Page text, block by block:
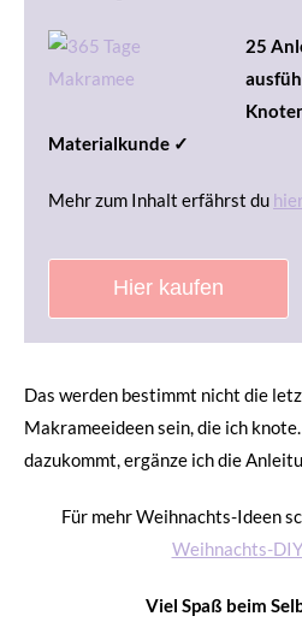
25
Materialkunde ✓
Mehr zum Inhalt erfährst du hier
Hier kaufen
Das werden bestimmt nicht die
Makrameeideen sein, die ich
dazukommt, ergänze ich die
Für mehr Weihnachts-Ideen
Weihnachts-
Viel Spaß beim